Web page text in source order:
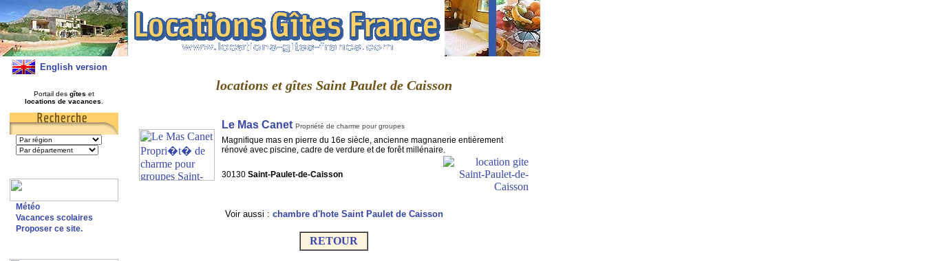
English version
Portail des gîtes et
locations de vacances
Météo
Vacances scolaires
Proposer ce site.
locations et gîtes Saint Paulet de Caisson
Le Mas Canet Propriété de charme pour groupes
Magnifique mas en pierre du 16e siècle, ancienne magnanerie entièrement
rénové avec piscine, cadre de verdure et de forêt millénaire.
30130 Saint-Paulet-de-Caisson
Voir aussi : chambre d'hote Saint Paulet de Caisson
RETOUR